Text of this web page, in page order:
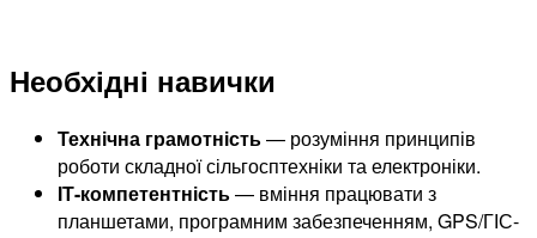
Необхідні навички
Технічна грамотність— розуміння принципів
роботи складної сільгосптехніки та електроніки.
ІТ-компетентність— вміння працювати з
планшетами, програмним забезпеченням, GPS/ГІС-